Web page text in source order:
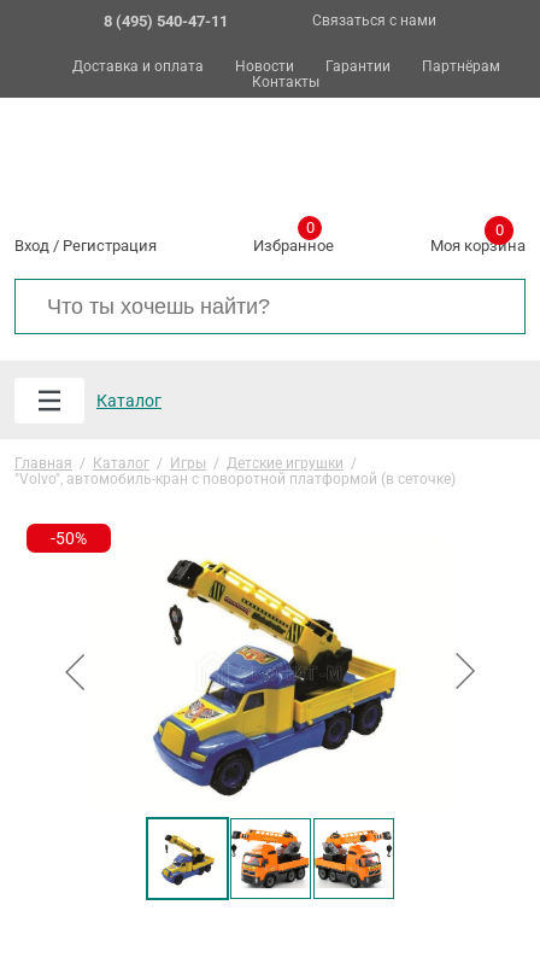
8 (495) 540-47-11 Связаться с нами
Доставка и оплата Новости Гарантии
Партнёрам
Контакты
Вход / Регистрация Избранное
0
Моя корзина
0
Каталог
Главная / Каталог / Игры / Детские игрушки /
"Volvo", автомобиль-кран с поворотной платформой (в сеточке)
-50%